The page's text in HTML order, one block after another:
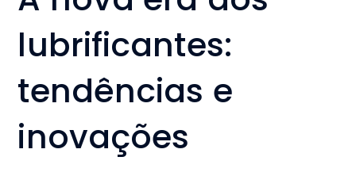
lubrificantes:
tendências e
inovações